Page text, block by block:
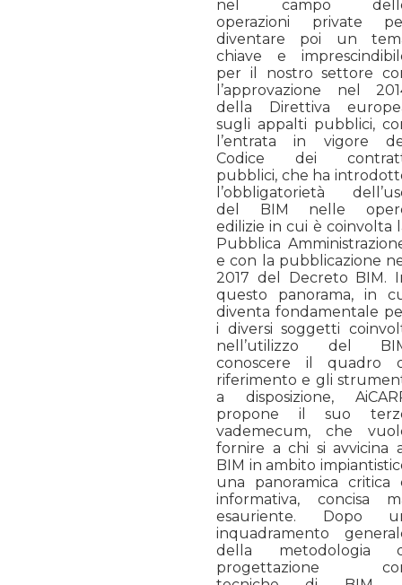
nel campo
operazioni private
diventare poi un
chiave e
per il nostro settore
l’approvazione nel
della Direttiva
sugli appalti pubblici,
l’entrata in vigore
Codice dei
pubblici, che ha
l’obbligatorietà
del BIM nelle
edilizie in cui è coinvolta
Pubblica
e con la pubblicazione
2017 del Decreto BIM.
questo panorama, in
diventa fondamentale
i diversi soggetti
nell’utilizzo del
conoscere il quadro
riferimento e gli
a disposizione,
propone il suo
vademecum, che
fornire a chi si avvicina
BIM in ambito
una panoramica critica
informativa, concisa
esauriente. Dopo
inquadramento
della metodologia
progettazione